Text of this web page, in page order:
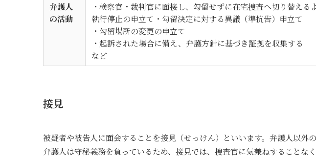
弁護人
の活動
・検察官・裁判官に面接し、勾留せずに在宅捜査へ切り替え
執行停止の申立て・勾留決定に対する異議（準抗告）申立て
・勾留場所の変更の申立て
・起訴された場合に備え、弁護方針に基づき証拠を収集する
など
接見
被疑者や被告人に面会することを接見（せっけん）といいます。弁護人以外
弁護人は守秘義務を負っているため、接見では、捜査官に気兼ねすることな